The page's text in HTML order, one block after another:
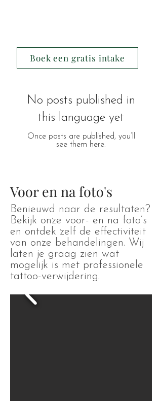
Boek een gratis intake
No posts published in
this language yet
Once posts are published, you’ll
see them here.
Voor en na foto's
Benieuwd naar de resultaten?
Bekijk onze voor- en na foto’s
en ontdek zelf de effectiviteit
van onze behandelingen. Wij
laten je graag zien wat
mogelijk is met professionele
tattoo-verwijdering.